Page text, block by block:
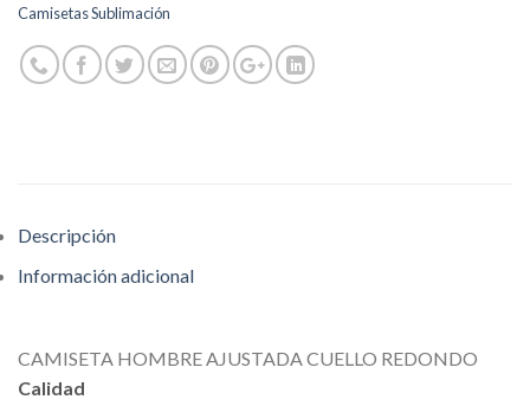
Camisetas Sublimación
Descripción
Información adicional
CAMISETA HOMBRE AJUSTADA CUELLO REDONDO
Calidad